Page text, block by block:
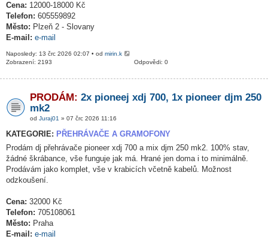
Cena: 12000-18000 Kč
Telefon: 605559892
Město: Plzeň 2 - Slovany
E-mail: e-mail
Naposledy: 13 črc 2026 02:07 • od mirin.k
Odpovědi: 0
Zobrazení: 2193
PRODÁM: 2x pioneej xdj 700, 1x pioneer djm 250
mk2
od Juraj01 » 07 črc 2026 11:16
KATEGORIE: PŘEHRÁVAČE A GRAMOFONY
Prodám dj přehrávače pioneer xdj 700 a mix djm 250 mk2. 100% stav,
žádné škrábance, vše funguje jak má. Hrané jen doma i to minimálně.
Prodávám jako komplet, vše v krabicích včetně kabelů. Možnost
odzkoušení.
Cena: 32000 Kč
Telefon: 705108061
Město: Praha
E-mail: e-mail